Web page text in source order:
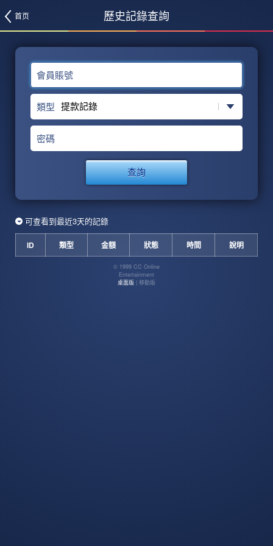
首页 歷史記錄查詢
會員賬號
類型
密碼
查詢
可查看到最近3天的記錄
ID 類型 金額 狀態 時間 說明
© 1999 CC Online
Entertainment
桌面版 | 移動版